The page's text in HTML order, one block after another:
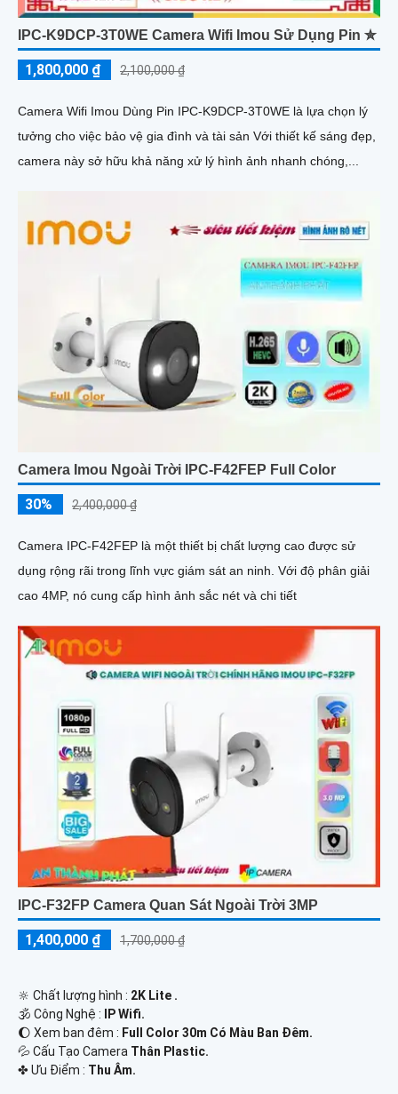
IPC-K9DCP-3T0WE Camera Wifi Imou Sử Dụng Pin ✮
1,800,000 ₫ 2,100,000 ₫
Camera Wifi Imou Dùng Pin IPC-K9DCP-3T0WE là lựa chọn lý
tưởng cho việc bảo vệ gia đình và tài sản Với thiết kế sáng đẹp,
camera này sở hữu khả năng xử lý hình ảnh nhanh chóng,...
Camera Imou Ngoài Trời IPC-F42FEP Full Color
30% 2,400,000 ₫
Camera IPC-F42FEP là một thiết bị chất lượng cao được sử
dụng rộng rãi trong lĩnh vực giám sát an ninh. Với độ phân giải
cao 4MP, nó cung cấp hình ảnh sắc nét và chi tiết
IPC-F32FP Camera Quan Sát Ngoài Trời 3MP
1,400,000 ₫ 1,700,000 ₫
🔆 Chất lượng hình : 2K Lite .
🕉️ Công Nghệ :
IP Wifi.
🌔 Xem ban đêm : Full Color 30m Có Màu Ban Ðêm.
💦 Cấu Tạo Camera Thân Plastic.
️✤ Ưu Điểm : Thu Âm.